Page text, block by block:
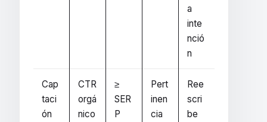
a
inte
nció
n
Cap
taci
ón
CTR
orgá
nico
≥
SER
P
Pert
inen
cia
Ree
scri
be